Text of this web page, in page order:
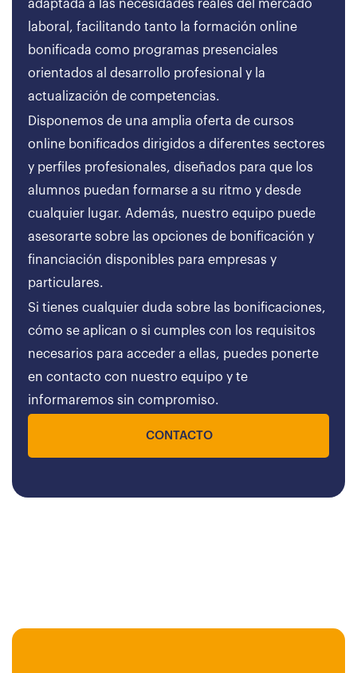
adaptada a las necesidades reales del mercado
laboral, facilitando tanto la formación online
bonificada como programas presenciales
orientados al desarrollo profesional y la
actualización de competencias.
Disponemos de una amplia oferta de cursos
online bonificados dirigidos a diferentes sectores
y perfiles profesionales, diseñados para que los
alumnos puedan formarse a su ritmo y desde
cualquier lugar. Además, nuestro equipo puede
asesorarte sobre las opciones de bonificación y
financiación disponibles para empresas y
particulares.
Si tienes cualquier duda sobre las bonificaciones,
cómo se aplican o si cumples con los requisitos
necesarios para acceder a ellas, puedes ponerte
en contacto con nuestro equipo y te
informaremos sin compromiso.
CONTACTO